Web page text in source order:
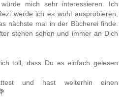
mich sehr interessieren. Ich
werde ich es wohl ausprobieren,
nächste mal in der Bücherei finde.
stehen sehen und immer an Dich
toll, dass Du es einfach gelesen
und hast weiterhin einen